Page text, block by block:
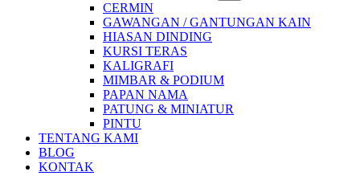
CERMIN
GAWANGAN / GANTUNGAN KAIN
HIASAN DINDING
KURSI TERAS
KALIGRAFI
MIMBAR & PODIUM
PAPAN NAMA
PATUNG & MINIATUR
PINTU
TENTANG KAMI
BLOG
KONTAK